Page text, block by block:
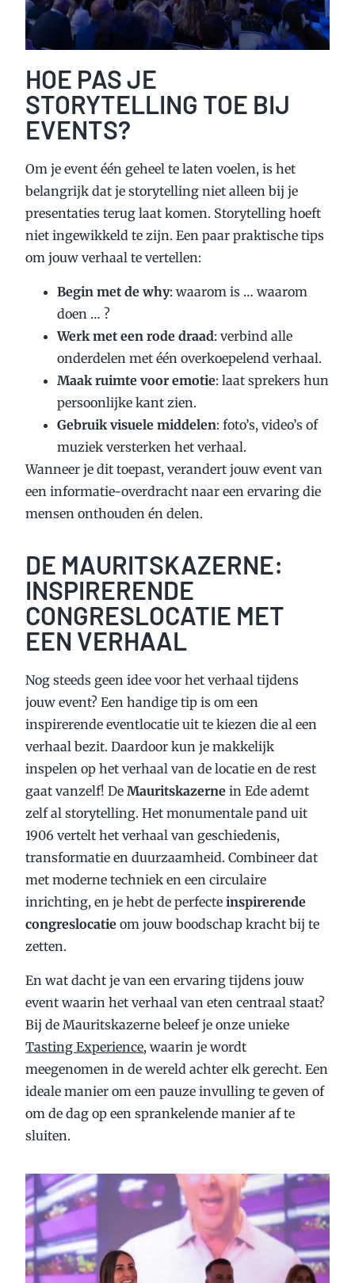
HOE PAS JE
STORYTELLING TOE BIJ
EVENTS?
Om je event één geheel te laten voelen, is het
belangrijk dat je storytelling niet alleen bij je
presentaties terug laat komen. Storytelling hoeft
niet ingewikkeld te zijn. Een paar praktische tips
om jouw verhaal te vertellen:
Begin met de why: waarom is … waarom
doen … ?
Werk met een rode draad: verbind alle
onderdelen met één overkoepelend verhaal.
Maak ruimte voor emotie: laat sprekers hun
persoonlijke kant zien.
Gebruik visuele middelen: foto’s, video’s of
muziek versterken het verhaal.
Wanneer je dit toepast, verandert jouw event van
een informatie-overdracht naar een ervaring die
mensen onthouden én delen.
DE MAURITSKAZERNE:
INSPIRERENDE
CONGRESLOCATIE MET
EEN VERHAAL
Nog steeds geen idee voor het verhaal tijdens
jouw event? Een handige tip is om een
inspirerende eventlocatie uit te kiezen die al een
verhaal bezit. Daardoor kun je makkelijk
inspelen op het verhaal van de locatie en de rest
gaat vanzelf! DeMauritskazerne in Ede ademt
zelf al storytelling. Het monumentale pand uit
1906 vertelt het verhaal van geschiedenis,
transformatie en duurzaamheid. Combineer dat
met moderne techniek en een circulaire
inrichting, en je hebt de perfecteinspirerende
congreslocatie om jouw boodschap kracht bij te
zetten.
En wat dacht je van een ervaring tijdens jouw
event waarin het verhaal van eten centraal staat?
Bij de Mauritskazerne beleef je onze unieke
Tasting Experience, waarin je wordt
meegenomen in de wereld achter elk gerecht. Een
ideale manier om een pauze invulling te geven of
om de dag op een sprankelende manier af te
sluiten.